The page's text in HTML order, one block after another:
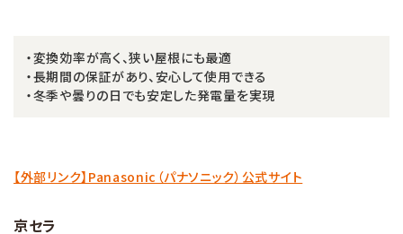
・変換効率が高く、狭い屋根にも最適
・長期間の保証があり、安心して使用できる
・冬季や曇りの日でも安定した発電量を実現
【外部リンク】Panasonic（パナソニック）公式サイト
京セラ